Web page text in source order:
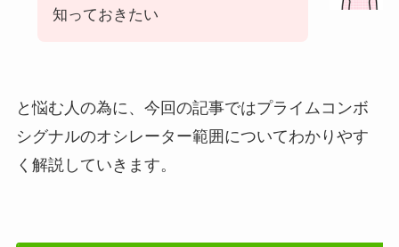
知っておきたい
と悩む人の為に、今回の記事ではプライムコンボ
シグナルのオシレーター範囲についてわかりやす
く解説していきます。